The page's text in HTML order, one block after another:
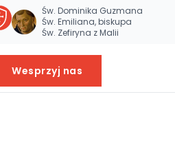
Św. Dominika Guzmana
Św. Emiliana, biskupa
Św. Zefiryna z Malii
Wesprzyj nas